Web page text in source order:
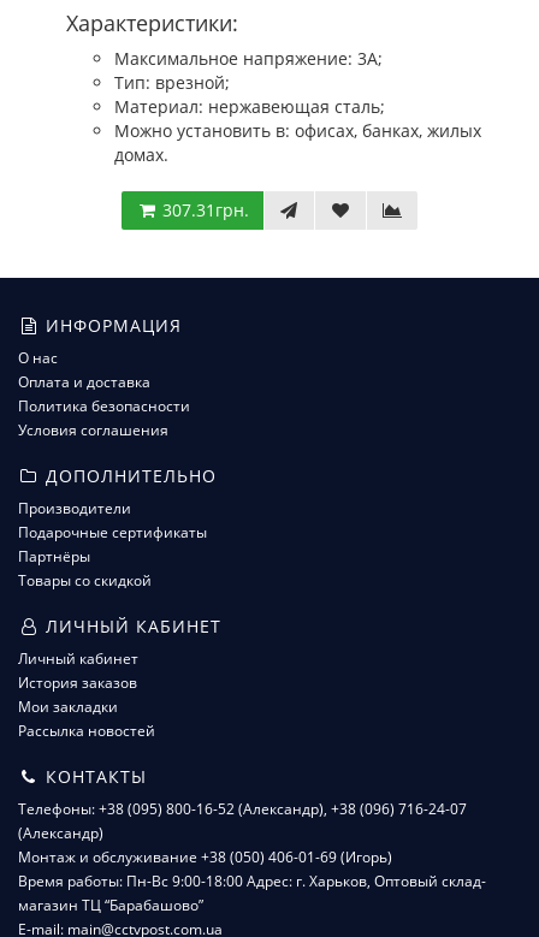
Характеристики:
Максимальное напряжение: 3А;
Тип: врезной;
Материал: нержавеющая сталь;
Можно установить в: офисах, банках, жилых
домах.
307.31грн.
ИНФОРМАЦИЯ
О нас
Оплата и доставка
Политика безопасности
Условия соглашения
ДОПОЛНИТЕЛЬНО
Производители
Подарочные сертификаты
Партнёры
Товары со скидкой
ЛИЧНЫЙ КАБИНЕТ
Личный кабинет
История заказов
Мои закладки
Рассылка новостей
КОНТАКТЫ
Телефоны: +38 (095) 800-16-52 (Александр), +38 (096) 716-24-07
(Александр)
Монтаж и обслуживание +38 (050) 406-01-69 (Игорь)
Время работы: Пн-Вс 9:00-18:00 Адрес: г. Харьков, Оптовый склад-
магазин ТЦ “Барабашово”
E-mail: main@cctvpost.com.ua